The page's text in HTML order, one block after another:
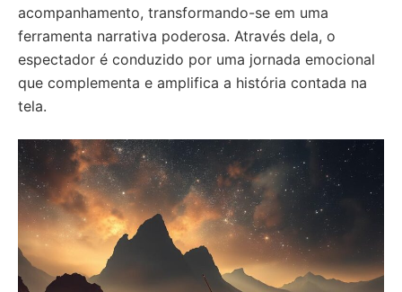
acompanhamento, transformando-se em uma
ferramenta narrativa poderosa. Através dela, o
espectador é conduzido por uma jornada emocional
que complementa e amplifica a história contada na
tela.